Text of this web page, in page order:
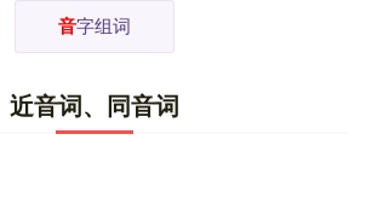
音字组词
近音词、同音词